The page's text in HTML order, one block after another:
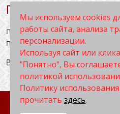
График работы:
понедельник - четверг - с
пятница - с 9.00 до 16.00.
Выходные дни: суббота,
© 2026 Унитарное
Мы используем cookies
работы сайта, анализа
персонализации.
Используя сайт или
"Понятно", Вы
политикой
Политику
прочитать здесь.